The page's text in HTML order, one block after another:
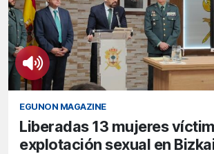
EGUNON MAGAZINE
Liberadas 13 mujeres
explotación sexual en